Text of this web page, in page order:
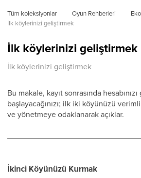
Tüm koleksiyonlar Oyun Rehberleri
İlk köylerinizi geliştirmek
İlk köylerinizi geliştirmek
İlk köylerinizi geliştirmek
Bu makale, kayıt sonrasında
başlayacağınızı; ilk iki köyünüzü
ve yönetmeye odaklanarak açıklar.
İkinci Köyünüzü Kurmak